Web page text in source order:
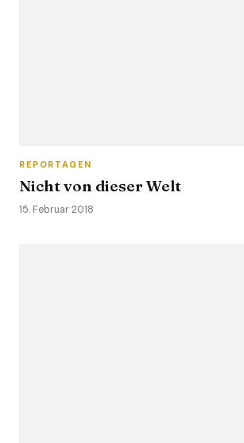
REPORTAGEN
Nicht von dieser Welt
15. Februar 2018